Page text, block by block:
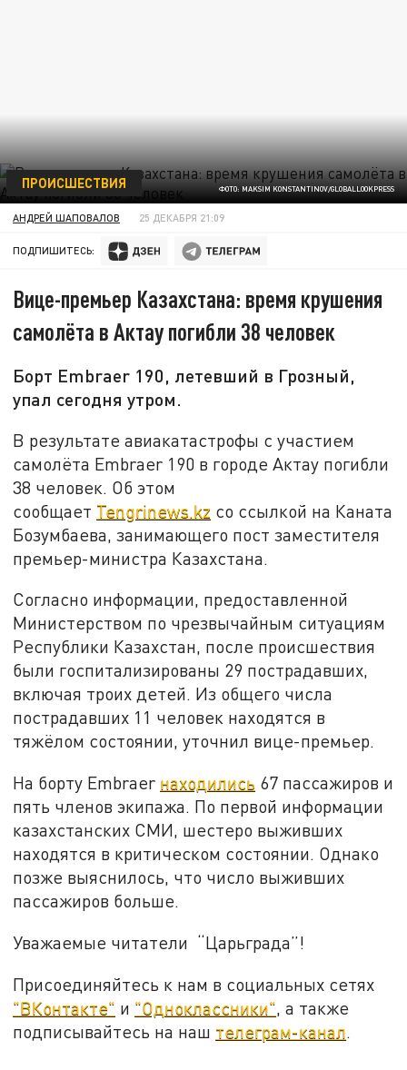
ФОТО: MAKSIM KONSTANTINOV/GLOBALLOOKPRESS
ПРОИСШЕСТВИЯ
АНДРЕЙ ШАПОВАЛОВ 25 ДЕКАБРЯ 21:09
ПОДПИШИТЕСЬ:
Вице-премьер Казахстана: время крушения
самолёта в Актау погибли 38 человек
Борт Embraer 190, летевший в Грозный,
упал сегодня утром.
В результате авиакатастрофы с участием
самолёта Embraer 190 в городе Актау погибли
38 человек. Об этом
сообщает Tengrinews.kz со ссылкой на Каната
Бозумбаева, занимающего пост заместителя
премьер-министра Казахстана.
Согласно информации, предоставленной
Министерством по чрезвычайным ситуациям
Республики Казахстан, после происшествия
были госпитализированы 29 пострадавших,
включая троих детей. Из общего числа
пострадавших 11 человек находятся в
тяжёлом состоянии, уточнил вице-премьер.
На борту Embraer находились 67 пассажиров и
пять членов экипажа. По первой информации
казахстанских СМИ, шестеро выживших
находятся в критическом состоянии. Однако
позже выяснилось, что число выживших
пассажиров больше.
Уважаемые читатели “Царьграда”!
Присоединяйтесь к нам в социальных сетях
"ВКонтакте" и "Одноклассники" , а также
подписывайтесь на наш телеграм-канал